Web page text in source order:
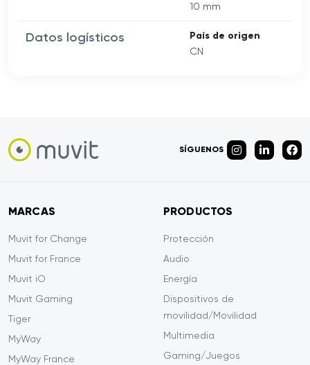
10 mm
Datos logísticos País de origen
CN
SÍGUENOS
MARCAS
Muvit for Change
Muvit for France
Muvit iO
Muvit Gaming
Tiger
MyWay
MyWay France
PRODUCTOS
Protección
Audio
Energía
Dispositivos de
movilidad/Movilidad
Multimedia
Gaming/Juegos